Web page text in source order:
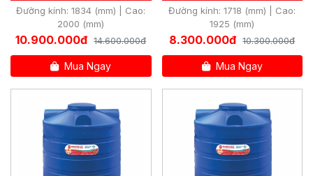
Đường kính: 1834 (mm) | Cao:
2000 (mm)
10.900.000đ 14.600.000đ
Mua Ngay
Đường kính: 1718 (mm) | Cao:
1925 (mm)
8.300.000đ 10.300.000đ
Mua Ngay